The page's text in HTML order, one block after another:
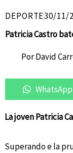
DEPORTE30/11/
Patricia Castro
PorDavid
en
WhatsApp
La joven Patricia
Superando e la
en